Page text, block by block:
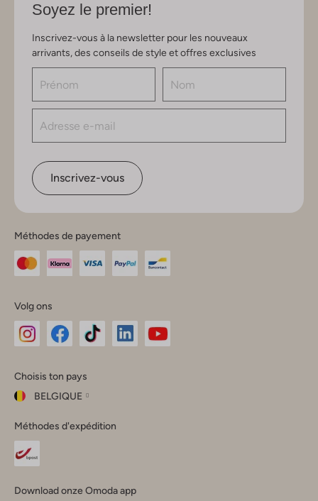
Soyez le premier!
Inscrivez-vous à la newsletter pour les nouveaux
arrivants, des conseils de style et offres exclusives
Inscrivez-vous
Méthodes de payement
Volg ons
Instagram
Facebook
TikTok
Choisis ton pays
BELGIQUE
ton
pays
Fermer
Méthodes d'expédition
Download onze Omoda app